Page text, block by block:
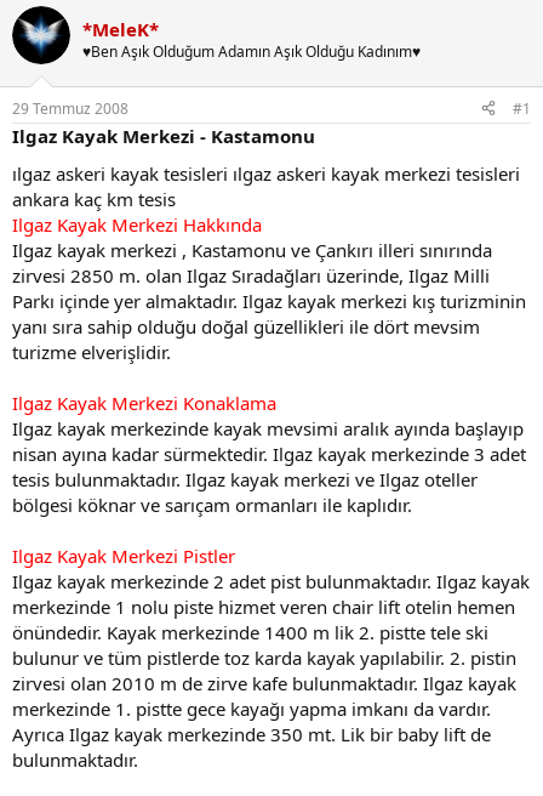
n
b
u
y
u
b
a
l
a
t
a
n
l
a
g
ı
ç
a
r
i
h
i
*MeleK*
♥Ben Aşık Olduğum Adamın Aşık Olduğu Kadınım♥
29 Temmuz 2008 #1
Ilgaz Kayak Merkezi - Kastamonu
ılgaz askeri kayak tesisleri ılgaz askeri kayak merkezi tesisleri
ankara kaç km tesis
Ilgaz Kayak Merkezi Hakkında
Ilgaz kayak merkezi , Kastamonu ve Çankırı illeri sınırında
zirvesi 2850 m. olan Ilgaz Sıradağları üzerinde, Ilgaz Milli
Parkı içinde yer almaktadır. Ilgaz kayak merkezi kış turizminin
yanı sıra sahip olduğu doğal güzellikleri ile dört mevsim
turizme elverişlidir.
Ilgaz Kayak Merkezi Konaklama
Ilgaz kayak merkezinde kayak mevsimi aralık ayında başlayıp
nisan ayına kadar sürmektedir. Ilgaz kayak merkezinde 3 adet
tesis bulunmaktadır. Ilgaz kayak merkezi ve Ilgaz oteller
bölgesi köknar ve sarıçam ormanları ile kaplıdır.
Ilgaz Kayak Merkezi Pistler
Ilgaz kayak merkezinde 2 adet pist bulunmaktadır. Ilgaz kayak
merkezinde 1 nolu piste hizmet veren chair lift otelin hemen
önündedir. Kayak merkezinde 1400 m lik 2. pistte tele ski
bulunur ve tüm pistlerde toz karda kayak yapılabilir. 2. pistin
zirvesi olan 2010 m de zirve kafe bulunmaktadır. Ilgaz kayak
merkezinde 1. pistte gece kayağı yapma imkanı da vardır.
Ayrıca Ilgaz kayak merkezinde 350 mt. Lik bir baby lift de
bulunmaktadır.